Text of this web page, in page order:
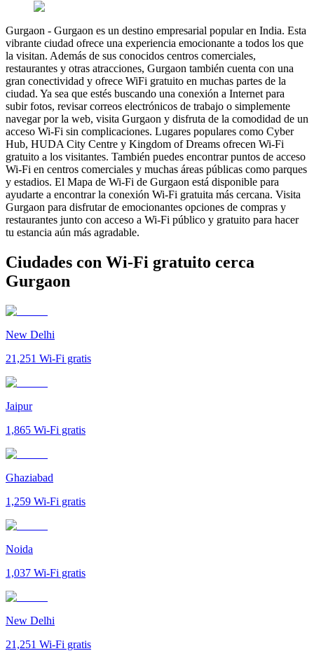
Gurgaon - Gurgaon es un destino empresarial popular en India. Esta
vibrante ciudad ofrece una experiencia emocionante a todos los que
la visitan. Además de sus conocidos centros comerciales,
restaurantes y otras atracciones, Gurgaon también cuenta con una
gran conectividad y ofrece WiFi gratuito en muchas partes de la
ciudad. Ya sea que estés buscando una conexión a Internet para
subir fotos, revisar correos electrónicos de trabajo o simplemente
navegar por la web, visita Gurgaon y disfruta de la comodidad de un
acceso Wi-Fi sin complicaciones. Lugares populares como Cyber
Hub, HUDA City Centre y Kingdom of Dreams ofrecen Wi-Fi
gratuito a los visitantes. También puedes encontrar puntos de acceso
Wi-Fi en centros comerciales y muchas áreas públicas como parques
y estadios. El Mapa de Wi-Fi de Gurgaon está disponible para
ayudarte a encontrar la conexión Wi-Fi gratuita más cercana. Visita
Gurgaon para disfrutar de emocionantes opciones de compras y
restaurantes junto con acceso a Wi-Fi público y gratuito para hacer
tu estancia aún más agradable.
Ciudades con Wi-Fi gratuito cerca
Gurgaon
New Delhi
21,251 Wi-Fi gratis
Jaipur
1,865 Wi-Fi gratis
Ghaziabad
1,259 Wi-Fi gratis
Noida
1,037 Wi-Fi gratis
New Delhi
21,251 Wi-Fi gratis